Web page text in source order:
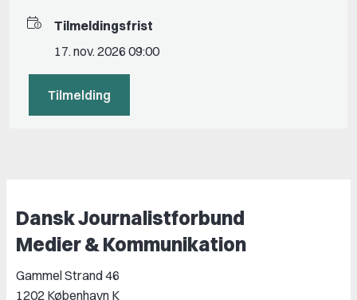
Tilmeldingsfrist
17. nov. 2026 09:00
Tilmelding
Dansk Journalistforbund
Medier & Kommunikation
Gammel Strand 46
1202 København K